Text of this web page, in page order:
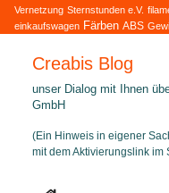
Vernetzung Sternstunden e.V.
einkaufswagen Färben ABS
Creabis Blog
unser Dialog mit Ihnen
GmbH
(Ein Hinweis in eigener
mit dem Aktivierungslink im